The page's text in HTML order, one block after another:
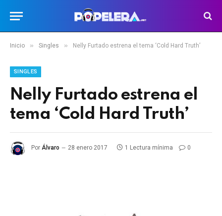
Inicio » Singles » Nelly Furtado estrena el tema ‘Cold Hard Truth’
SINGLES
Nelly Furtado estrena el
tema ‘Cold Hard Truth’
Por Álvaro 28 enero 2017 1 Lectura mínima 0